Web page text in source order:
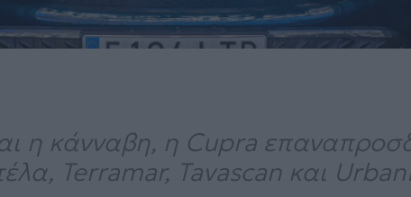
η κάνναβη, η Cupra
Terramar, Tavascan και